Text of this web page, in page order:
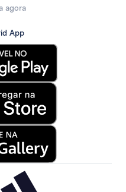
agora
App